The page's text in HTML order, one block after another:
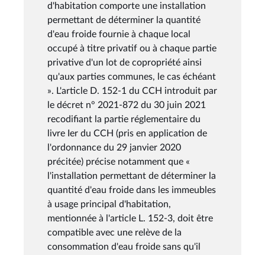
d'habitation comporte une installation
permettant de déterminer la quantité
d'eau froide fournie à chaque local
occupé à titre privatif ou à chaque partie
privative d'un lot de copropriété ainsi
qu'aux parties communes, le cas échéant
». L'article D. 152-1 du CCH introduit par
le décret n° 2021-872 du 30 juin 2021
recodifiant la partie réglementaire du
livre Ier du CCH (pris en application de
l'ordonnance du 29 janvier 2020
précitée) précise notamment que «
l'installation permettant de déterminer la
quantité d'eau froide dans les immeubles
à usage principal d'habitation,
mentionnée à l'article L. 152-3, doit être
compatible avec une relève de la
consommation d'eau froide sans qu'il